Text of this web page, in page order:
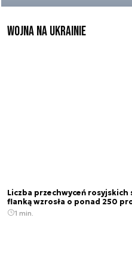
Wojna na Ukrainie
Liczba przechwyceń
flanką wzrosła o ponad 250
1 min.